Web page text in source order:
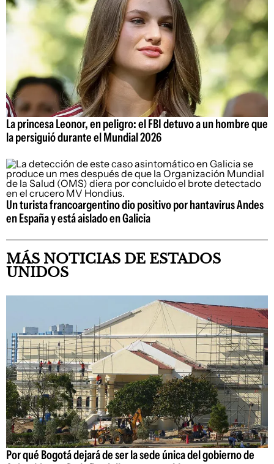
La princesa Leonor, en peligro: el FBI detuvo a un hombre que
la persiguió durante el Mundial 2026
Un turista francoargentino dio positivo por hantavirus Andes
en España y está aislado en Galicia
MÁS NOTICIAS DE ESTADOS
UNIDOS
Por qué Bogotá dejará de ser la sede única del gobierno de